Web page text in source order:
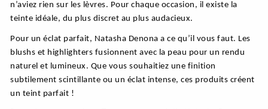
n’aviez rien sur les lèvres. Pour chaque occasion, il existe la
teinte idéale, du plus discret au plus audacieux.
Pour un éclat parfait, Natasha Denona a ce qu’il vous faut. Les
blushs et highlighters fusionnent avec la peau pour un rendu
naturel et lumineux. Que vous souhaitiez une finition
subtilement scintillante ou un éclat intense, ces produits créent
un teint parfait !